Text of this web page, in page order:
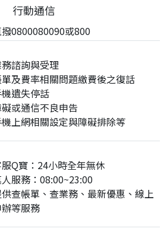
行動通信
0800080090或800
諮詢與受理
及費率相關問題繳費後之復話
遺失停話
或通信不良申告
上網相關設定與障礙排除等
Q寶：24小時全年無休
服務：08:00~23:00
查帳單、查業務、最新優惠、線上
等服務